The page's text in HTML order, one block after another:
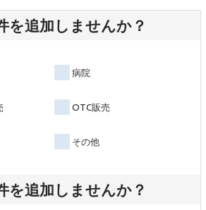
を追加しませんか？
病院
OTC販売
その他
を追加しませんか？